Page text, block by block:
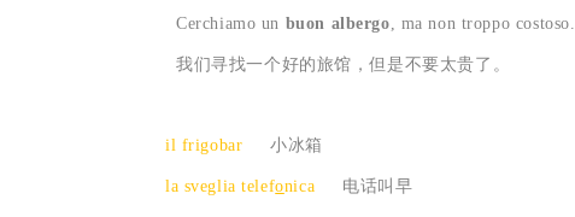
Cerchiamo un buon albergo, ma non troppo costoso.
我们寻找一个好的旅馆，但是不要太贵了。
il frigobar 小冰箱
la sveglia telefonica 电话叫早